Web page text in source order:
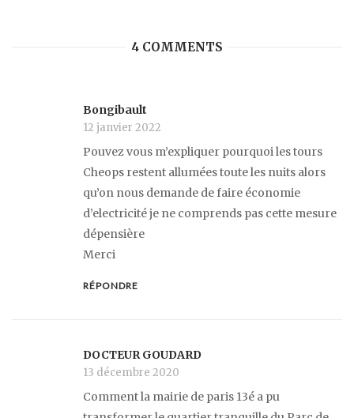
4 COMMENTS
Bongibault
12 janvier 2022
Pouvez vous m’expliquer pourquoi les tours
Cheops restent allumées toute les nuits alors
qu’on nous demande de faire économie
d’electricité je ne comprends pas cette mesure
dépensière
Merci
RÉPONDRE
DOCTEUR GOUDARD
13 décembre 2020
Comment la mairie de paris 13é a pu